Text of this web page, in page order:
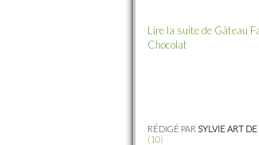
Lire la suite de Gâteau
Chocolat
RÉDIGÉ PAR SYLVIE ART
(10)